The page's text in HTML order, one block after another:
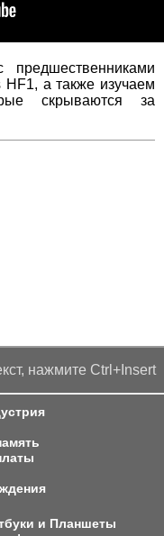
а также изучаем
скрываются за
нажмите Ctrl+Insert
и Планшеты